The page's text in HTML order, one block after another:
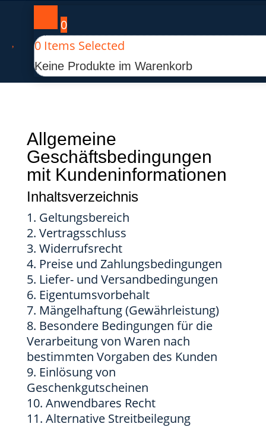
0
0 Items Selected
Keine Produkte im Warenkorb
Allgemeine
Geschäftsbedingungen
mit Kundeninformationen
Inhaltsverzeichnis
Geltungsbereich
Vertragsschluss
Widerrufsrecht
Preise und Zahlungsbedingungen
Liefer- und Versandbedingungen
Eigentumsvorbehalt
Mängelhaftung (Gewährleistung)
Besondere Bedingungen für die
Verarbeitung von Waren nach
bestimmten Vorgaben des Kunden
Einlösung von
Geschenkgutscheinen
Anwendbares Recht
Alternative Streitbeilegung